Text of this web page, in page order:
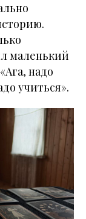
маленький
надо
учиться».